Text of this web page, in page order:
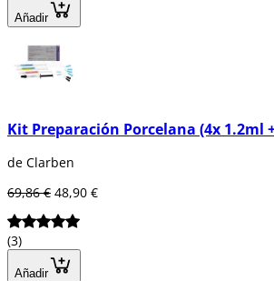
Añadir
Kit Preparación Porcelana (4x 1.2ml
de Clarben
69,86 € 48,90 €
(3)
Añadir